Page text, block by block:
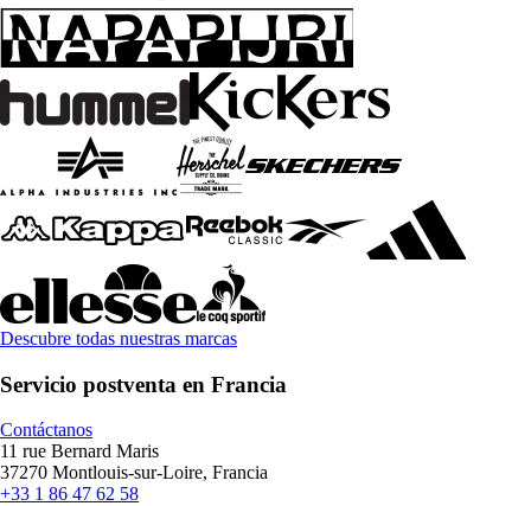
Descubre todas nuestras marcas
Servicio postventa en Francia
Contáctanos
11 rue Bernard Maris
37270 Montlouis-sur-Loire, Francia
+33 1 86 47 62 58